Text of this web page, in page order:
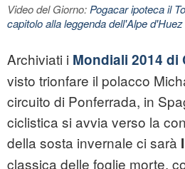
Video del Giorno:Pogacar ipoteca il
capitolo alla leggenda dell'Alpe d'Huez
Archiviati i Mondiali 2014 di
visto trionfare il polacco
circuito di Ponferrada, in
ciclistica si avvia verso la
della sosta invernale ci sarà
classica delle foglie morte,